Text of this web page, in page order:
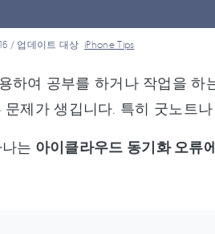
/ 업데이트 대상iPhone Tips
하여 공부를 하거나 작업을
제가 생깁니다. 특히 굿노트
는 아이클라우드 동기화 오류